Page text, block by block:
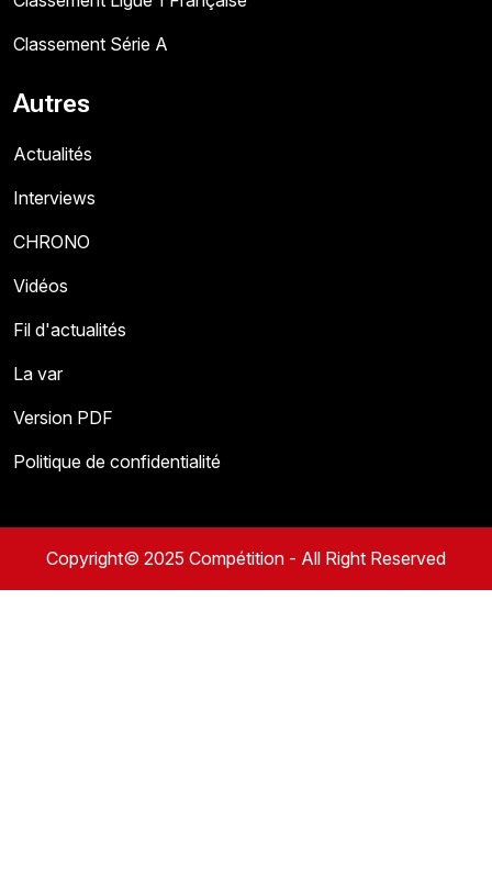
Classement Série A
Autres
Actualités
Interviews
CHRONO
Vidéos
Fil d'actualités
La var
Version PDF
Politique de confidentialité
Copyright© 2025 Compétition - All Right Reserved